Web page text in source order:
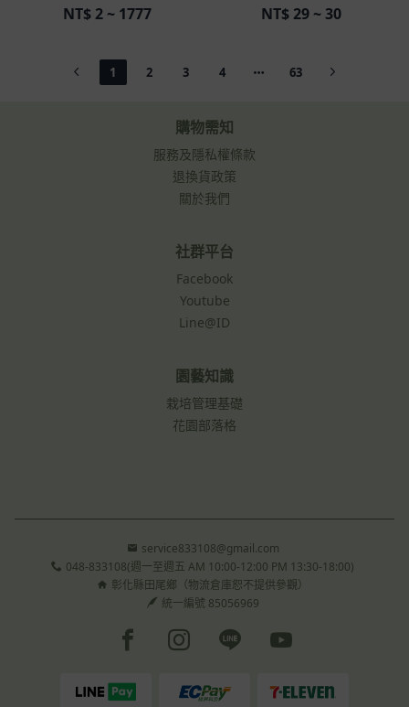
NT$2 ~ 1777 NT$29 ~ 30
1 2 3 4 63
購物需知
服務及隱私權條款
退換貨政策
關於我們
社群平台
Facebook
Youtube
Line@ID
園藝知識
栽培管理基礎
花園部落格
service833108@gmail.com
048-833108(週一至週五 AM 10:00-12:00 PM 13:30-18:00)
彰化縣田尾鄉（物流倉庫恕不提供參觀）
統一編號 85056969
Facebook page
Instagram page
Line pageYoutube page